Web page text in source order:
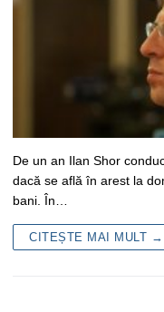
De un an Ilan Shor
dacă se află în arest la
bani. În…
CITEȘTE MAI MULT →